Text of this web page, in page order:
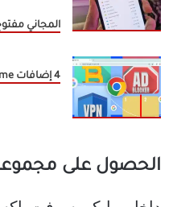
المجاني
4 إضافات Chrome كانت آمنة ثم أصبحت برامج ضارة
الحصول على مجموعة